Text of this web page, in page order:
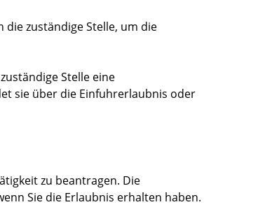
die zuständige Stelle, um die
Stelle eine
sie über die Einfuhrerlaubnis oder
zu beantragen. Die
Sie die Erlaubnis erhalten haben.